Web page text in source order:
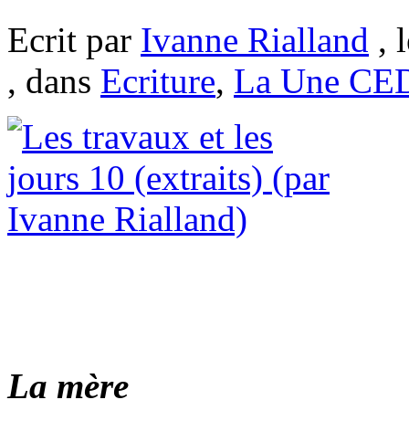
Ecrit par Ivanne Rialland ,
, dans Ecriture, La Une
La mère